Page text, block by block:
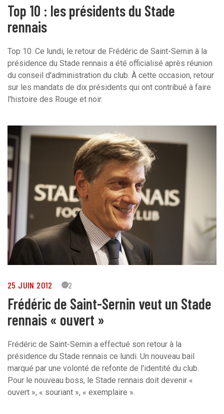
Top 10 : les présidents du Stade
rennais
Top 10. Ce lundi, le retour de Frédéric de Saint-Sernin à la
présidence du Stade rennais a été officialisé après réunion
du conseil d'administration du club. À cette occasion, retour
sur les mandats de dix présidents qui ont contribué à faire
l'histoire des Rouge et noir.
25 JUIN 2012 52
Frédéric de Saint-Sernin veut un Stade
rennais « ouvert »
Frédéric de Saint-Sernin a effectué son retour à la
présidence du Stade rennais ce lundi. Un nouveau bail
marqué par une volonté de refonte de l'identité du club.
Pour le nouveau boss, le Stade rennais doit devenir «
ouvert », « souriant », « exemplaire ».